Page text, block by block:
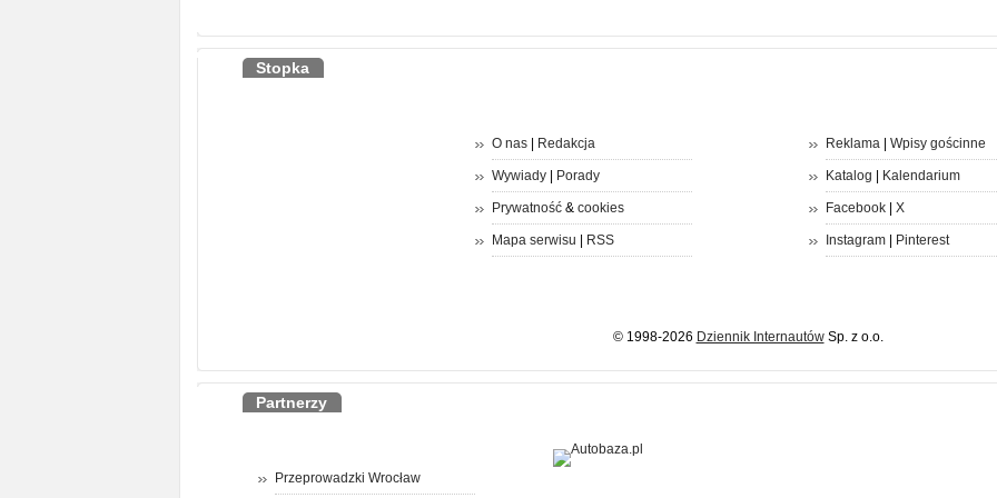
Stopka
O nas| Redakcja
Wywiady| Porady
Prywatność& cookies
Mapa serwisu RSS
Reklama| Wpisy gościnne
Katalog Kalendarium
Facebook| X
Instagram| Pinterest
© 1998-2026 Dziennik InternautówSp. z o.o.
Partnerzy
Przeprowadzki Wrocław